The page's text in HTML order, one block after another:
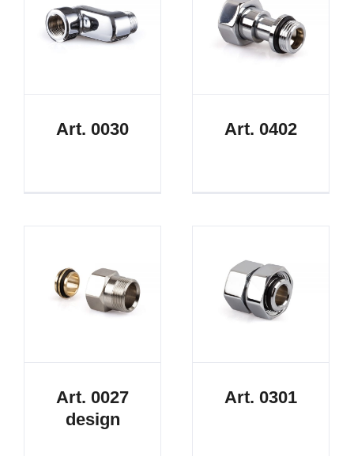
Art. 0030 Art. 0402
Art. 0027
design
Art. 0301